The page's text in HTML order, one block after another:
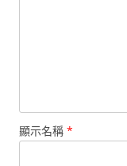
顯示名稱 *